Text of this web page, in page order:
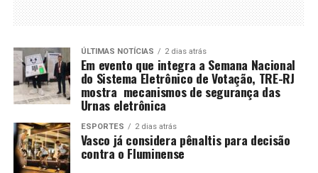
ÚLTIMAS NOTÍCIAS 2 dias atrás
Em evento que integra a Semana Nacional
do Sistema Eletrônico de Votação, TRE-RJ
mostra mecanismos de segurança das
Urnas eletrônica
ESPORTES 2 dias atrás
Vasco já considera pênaltis para decisão
contra o Fluminense